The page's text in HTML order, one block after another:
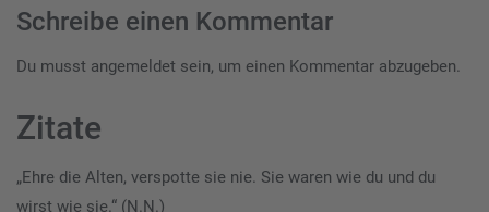
Schreibe einen Kommentar
Du musst angemeldet sein, um einen Kommentar abzugeben.
Zitate
„Ehre die Alten, verspotte sie nie. Sie waren wie du und du
wirst wie sie.“ (N.N.)